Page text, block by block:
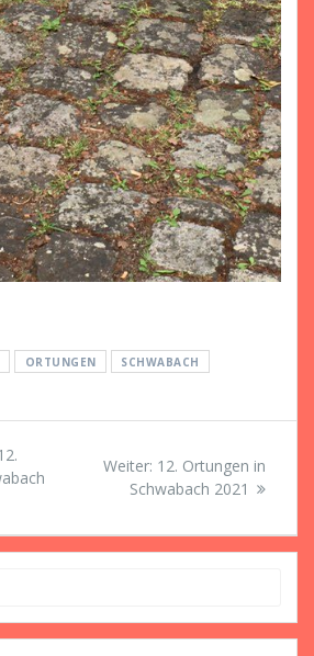
ORTUNGEN SCHWABACH
Weiter: Nächster
Beitrag:
12. Ortungen in
Schwabach 2021